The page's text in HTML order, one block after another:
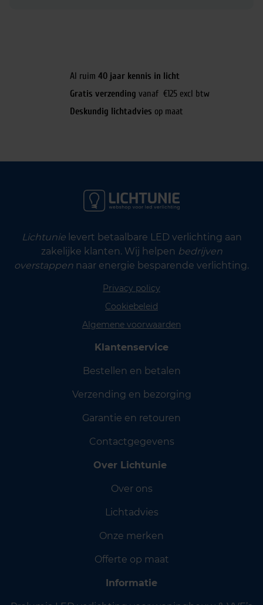
Al ruim 40 jaar kennis in licht
Gratis verzending vanaf €125 excl btw
Deskundig lichtadvies op maat
Lichtunielevert betaalbare LED verlichting aan
zakelijke klanten. Wij helpen bedrijven
overstappen naar energie besparende verlichting.
Privacy policy
Cookiebeleid
Algemene voorwaarden
Klantenservice
Bestellen en betalen
Verzending en bezorging
Garantie en retouren
Contactgegevens
Over Lichtunie
Over ons
Lichtadvies
Onze merken
Offerte op maat
Informatie